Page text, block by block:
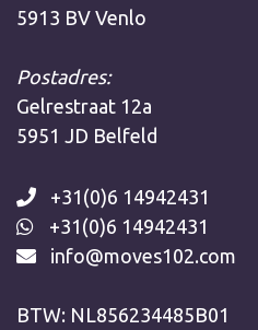
5913 BV Venlo
Postadres:
Gelrestraat 12a
5951 JD Belfeld
+31(0)6 14942431
+31(0)6 14942431
info@moves102.com
BTW: NL856234485B01